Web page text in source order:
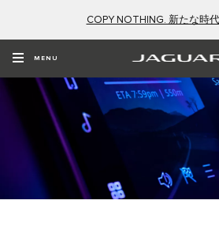
COPY NOTHING. 新たな時
MENU